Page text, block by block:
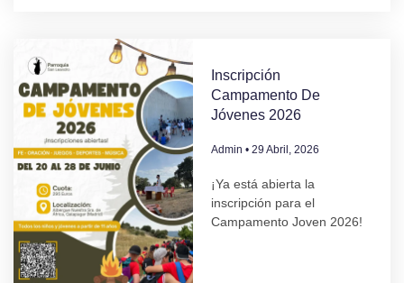
Inscripción
Campamento De
Jóvenes 2026
Admin 29 Abril, 2026
¡Ya está abierta la
inscripción para el
Campamento Joven 2026!